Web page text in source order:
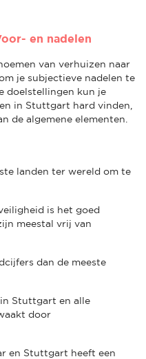
en nadelen
van verhuizen naar
je subjectieve nadelen te
doelstellingen kun je
in Stuttgart hard vinden,
de algemene elementen.
landen ter wereld om te
is het goed
meestal vrij van
dan de meeste
Stuttgart en alle
door
en Stuttgart heeft een